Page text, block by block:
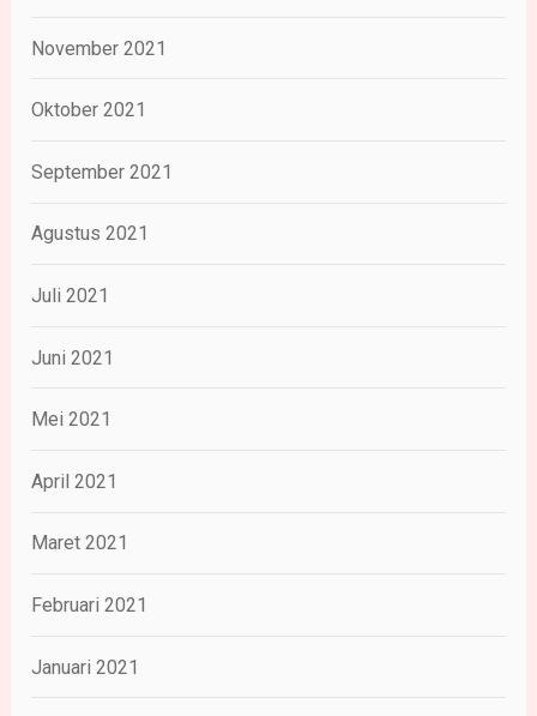
November 2021
Oktober 2021
September 2021
Agustus 2021
Juli 2021
Juni 2021
Mei 2021
April 2021
Maret 2021
Februari 2021
Januari 2021